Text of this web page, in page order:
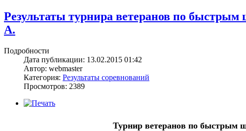
Результаты турнира ветеранов по
А.
Подробности
Дата публикации: 13.02.2015 01:42
Автор: webmaster
Категория: Результаты соревнований
Просмотров: 2389
Турнир ветеранов по быстрым